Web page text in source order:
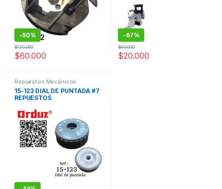
-50%
$60.000
$120.000
-67%
$20.000
$60.000
Repuestos Mecánicos
15-123 DIAL DE PUNTADA #7
REPUESTOS